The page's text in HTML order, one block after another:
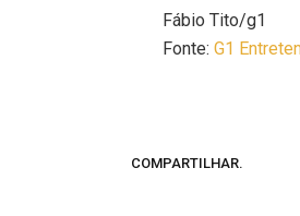
Fábio Tito/g1
Fonte:G1
COMPARTILHAR.